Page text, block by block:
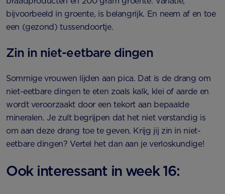
bijvoorbeeld in groente, is belangrijk. En neem af en toe
een (gezond) tussendoortje.
Zin in niet-eetbare dingen
Sommige vrouwen lijden aan pica. Dat is de drang om
niet-eetbare dingen te eten zoals kalk, klei of aarde en
wordt veroorzaakt door een tekort aan bepaalde
mineralen. Je zult begrijpen dat het niet verstandig is
om aan deze drang toe te geven. Krijg jij zin in niet-
eetbare dingen? Vertel het dan aan je verloskundige!
Ook interessant in week 16: